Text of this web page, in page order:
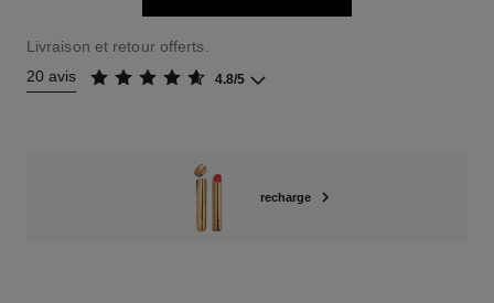
Livraison et retour offerts.
20 avis
4.8/5
recharge